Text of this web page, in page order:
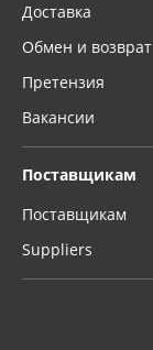
Доставка
Обмен и возврат
Претензия
Вакансии
Поставщикам
Поставщикам
Suppliers